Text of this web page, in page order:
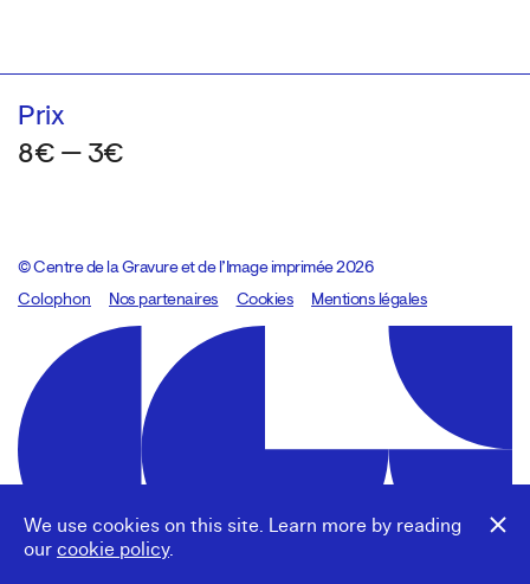
We use cookies on this site. Learn more by reading
our cookie policy.
Prix
8€ — 3€
© Centre de la Gravure et de l’Image imprimée 2026
Colophon
Design:Marcel Kaczmarek, code:8080.studio
Nos partenaires Cookies Mentions légales